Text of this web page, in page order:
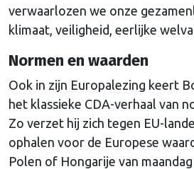
verwaarlozen we onze
klimaat, veiligheid, eerlijke
Normen en waarden
Ook in zijn Europalezing keert
het klassieke CDA-verhaal van
Zo verzet hij zich tegen EU-
ophalen voor de Europese
Polen of Hongarije van